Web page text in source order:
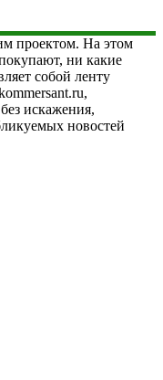
проектом. На этом
ни какие
собой ленту
искажения,
новостей